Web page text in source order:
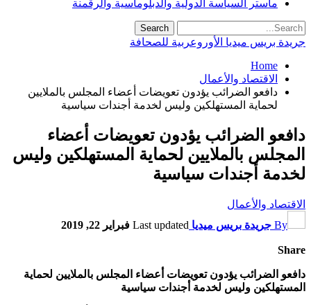
ماستر السياسة الدولية والدبلوماسية والرقمنة
جريدة بريس ميديا الأوروعربية للصحافة
Home
الاقتصاد والأعمال
دافعو الضرائب يؤدون تعويضات أعضاء المجلس بالملايين
لحماية المستهلكين وليس لخدمة أجندات سياسية
دافعو الضرائب يؤدون تعويضات أعضاء
المجلس بالملايين لحماية المستهلكين وليس
لخدمة أجندات سياسية
الاقتصاد والأعمال
By جريدة بريس ميديا Last updated فبراير 22, 2019
Share
دافعو الضرائب يؤدون تعويضات أعضاء المجلس بالملايين لحماية
المستهلكين وليس لخدمة أجندات سياسية